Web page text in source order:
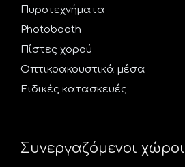
Πυροτεχνήματα
Photobooth
Πίστες χορού
Οπτικοακουστικά μέσα
Ειδικές κατασκευές
Συνεργαζόμενοι χώροι